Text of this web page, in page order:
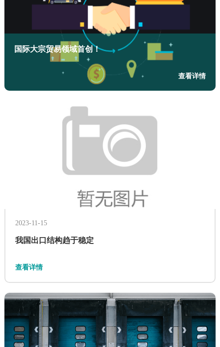
一般贸易代理进口
供应链可为没有进出口权的企业或个人，有进出口权的企业
但没有相关经营资质的企业提供一般贸易代理进口服务。
国际大宗贸易领域首创！
查看详情
2023-11-15
我国出口结构趋于稳定
查看详情